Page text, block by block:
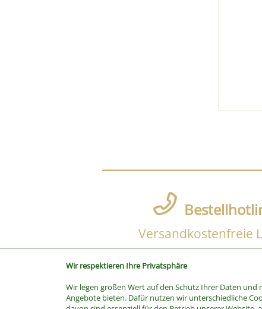
Wir respektieren Ihre Privatsphäre
Wir legen großen Wert auf den Schutz Ihrer Daten und
Angebote bieten. Dafür nutzen wir unterschiedliche
Versandkostenfreie
SUCHE